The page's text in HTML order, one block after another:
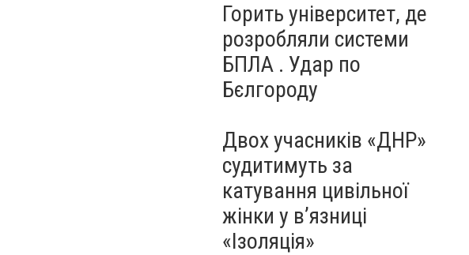
Горить університет, де
розробляли системи
БПЛА . Удар по
Бєлгороду
Двох учасників «ДНР»
судитимуть за
катування цивільної
жінки у в’язниці
«Ізоляція»